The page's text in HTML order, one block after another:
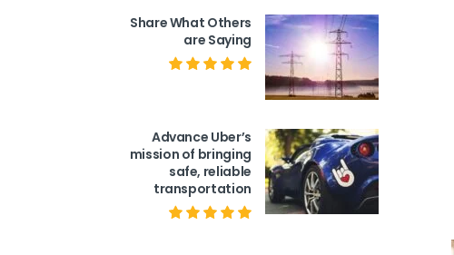
Share What Others
are Saying
Advance Uber’s
mission of bringing
safe, reliable
transportation